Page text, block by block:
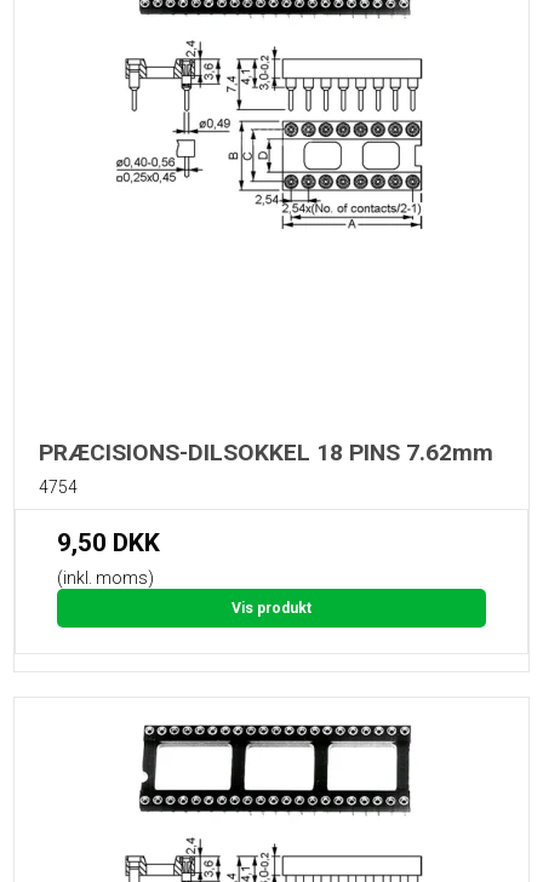
PRÆCISIONS-DILSOKKEL 18 PINS 7.62mm
4754
9,50 DKK
(inkl. moms)
Vis produkt